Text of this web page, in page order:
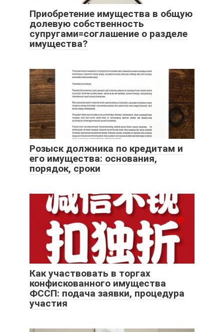
Приобретение имущества в общую
долевую собственность
супругами=соглашение о разделе
имущества?
Розыск должника по кредитам и
его имущества: основания,
порядок, сроки
Как участвовать в торгах
конфискованного имущества
ФССП: подача заявки, процедура
участия